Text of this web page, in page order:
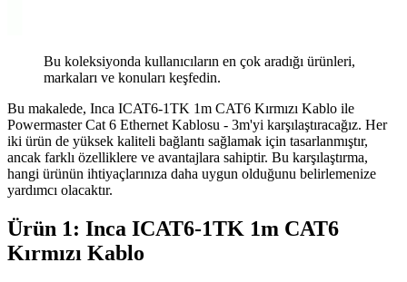
Bu koleksiyonda kullanıcıların en çok aradığı ürünleri,
markaları ve konuları keşfedin.
Bu makalede, Inca ICAT6-1TK 1m CAT6 Kırmızı Kablo ile
Powermaster Cat 6 Ethernet Kablosu - 3m'yi karşılaştıracağız. Her
iki ürün de yüksek kaliteli bağlantı sağlamak için tasarlanmıştır,
ancak farklı özelliklere ve avantajlara sahiptir. Bu karşılaştırma,
hangi ürünün ihtiyaçlarınıza daha uygun olduğunu belirlemenize
yardımcı olacaktır.
Ürün 1: Inca ICAT6-1TK 1m CAT6
Kırmızı Kablo